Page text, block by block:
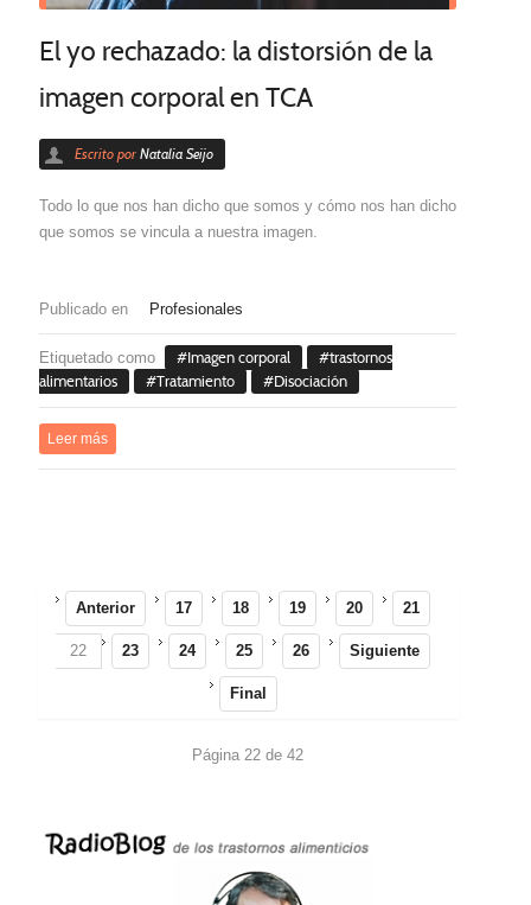
El yo rechazado: la distorsión de la
imagen corporal en TCA
Escrito por Natalia Seijo
Todo lo que nos han dicho que somos y cómo nos han dicho
que somos se vincula a nuestra imagen.
Publicado en Profesionales
Etiquetado como Imagen corporal
trastornos
alimentarios
Tratamiento Disociación
Leer más
Anterior 17 18 19 20 21
22 23 24 25 26 Siguiente
Final
Página 22 de 42